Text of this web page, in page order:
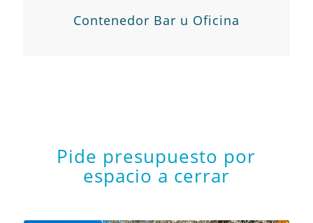
Contenedor Bar u Oficina
Pide presupuesto por
espacio a cerrar